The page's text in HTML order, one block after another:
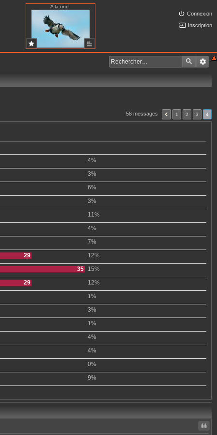
A la une
Connexion
Inscription
58 messages 1 2 3 4
4%
3%
6%
3%
11%
4%
7%
29
12%
35
15%
29
12%
1%
3%
1%
4%
4%
0%
9%
Citer